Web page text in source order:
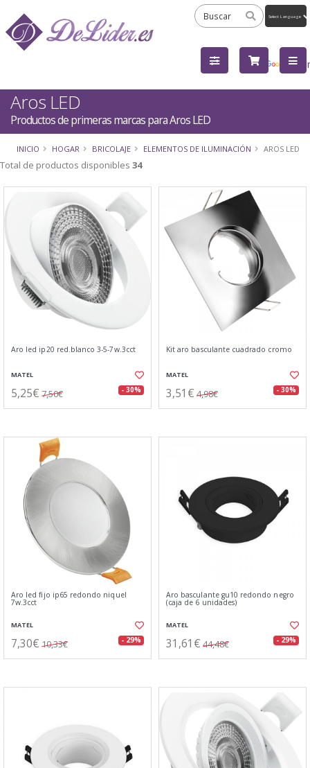
by
Aros LED
Productos de primeras marcas para Aros LED
INICIO HOGAR BRICOLAJE ELEMENTOS DE ILUMINACIÓN AROS LED
Total de productos disponibles 34
Aro led ip20 red.blanco 3-5-7w.3cct
MATEL
5,25€ 7,50€ - 30%
Kit aro basculante cuadrado cromo
MATEL
3,51€ 4,98€ - 30%
Aro led fijo ip65 redondo niquel
7w.3cct
MATEL
7,30€ 10,33€ - 29%
Aro basculante gu10 redondo negro
(caja de 6 unidades)
MATEL
31,61€ 44,48€ - 29%